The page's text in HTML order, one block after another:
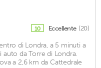
10 Eccellente (20)
di Londra, a 5 minuti a
auto da Torre di Londra.
a 2,6 km da Cattedrale